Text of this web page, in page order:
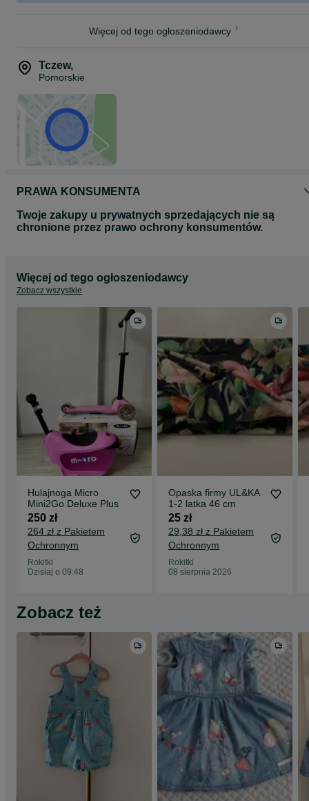
Więcej od tego ogłoszeniodawcy
Tczew,
Pomorskie
PRAWA KONSUMENTA
Twoje zakupy u prywatnych sprzedających nie są
chronione przez prawo ochrony konsumentów.
Więcej od tego ogłoszeniodawcy
Zobacz wszystkie
Hulajnoga Micro
Mini2Go Deluxe Plus
250 zł
264 zł z Pakietem
Ochronnym
Rokitki
Dzisiaj o 09:48
Opaska firmy UL&KA
1-2 latka 46 cm
25 zł
29,38 zł z Pakietem
Ochronnym
Rokitki
08 sierpnia 2026
Zobacz też